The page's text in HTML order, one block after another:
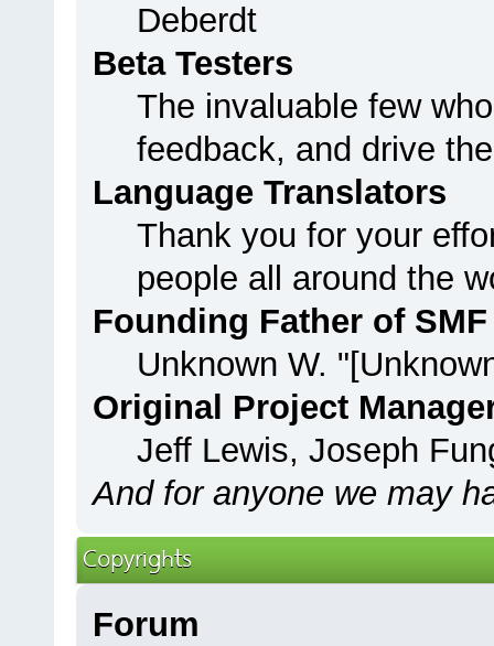
Deberdt
Beta Testers
The invaluable few
feedback, and drive
Language Translators
Thank you for your
people all around the
Founding Father of SMF
Unknown W.
Original Project
Jeff Lewis, Joseph
And for anyone we may
Copyrights
Forum